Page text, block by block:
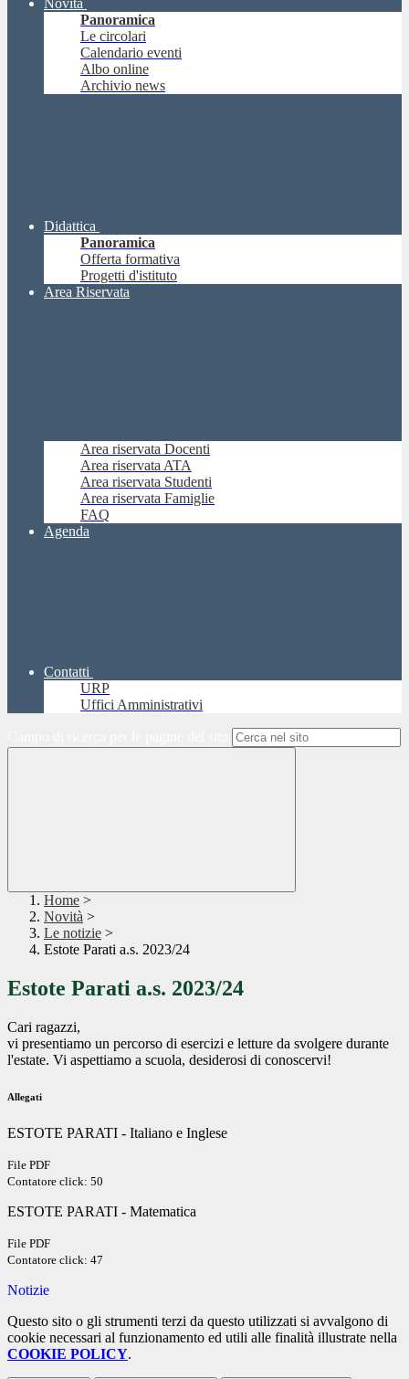
Novità
Panoramica
Le circolari
Calendario eventi
Albo online
Archivio news
Didattica
Panoramica
Offerta formativa
Progetti d'istituto
Area Riservata
Area riservata Docenti
Area riservata ATA
Area riservata Studenti
Area riservata Famiglie
FAQ
Agenda
Contatti
URP
Uffici Amministrativi
Home >
Novità >
Le notizie >
Estote Parati a.s. 2023/24
Estote Parati a.s. 2023/24
Cari ragazzi,
vi presentiamo un percorso di esercizi e letture da svolgere durante
l'estate. Vi aspettiamo a scuola, desiderosi di conoscervi!
Allegati
ESTOTE PARATI - Italiano e Inglese
File PDF
Contatore click: 50
ESTOTE PARATI - Matematica
File PDF
Contatore click: 47
Notizie
Questo sito o gli strumenti terzi da questo utilizzati si avvalgono di
cookie necessari al funzionamento ed utili alle finalità illustrate nella
COOKIE POLICY.